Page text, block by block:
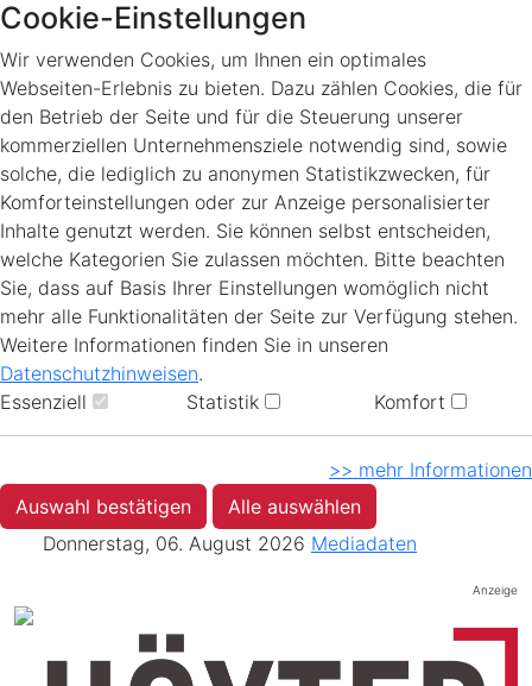
Cookie-Einstellungen
Wir verwenden Cookies, um Ihnen ein optimales
Webseiten-Erlebnis zu bieten. Dazu zählen Cookies, die für
den Betrieb der Seite und für die Steuerung unserer
kommerziellen Unternehmensziele notwendig sind, sowie
solche, die lediglich zu anonymen Statistikzwecken, für
Komforteinstellungen oder zur Anzeige personalisierter
Inhalte genutzt werden. Sie können selbst entscheiden,
welche Kategorien Sie zulassen möchten. Bitte beachten
Sie, dass auf Basis Ihrer Einstellungen womöglich nicht
mehr alle Funktionalitäten der Seite zur Verfügung stehen.
Weitere Informationen finden Sie in unseren
Datenschutzhinweisen.
Essenziell
Statistik Komfort
>> mehr Informationen
Auswahl bestätigen
Alle auswählen
Donnerstag, 06. August 2026 Mediadaten
Anzeige